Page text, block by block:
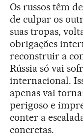
Os russos têm
de culpar os
suas tropas,
obrigações
reconstruir a
Rússia só vai
internacional.
apenas vai
perigoso e
conter a
concretas.